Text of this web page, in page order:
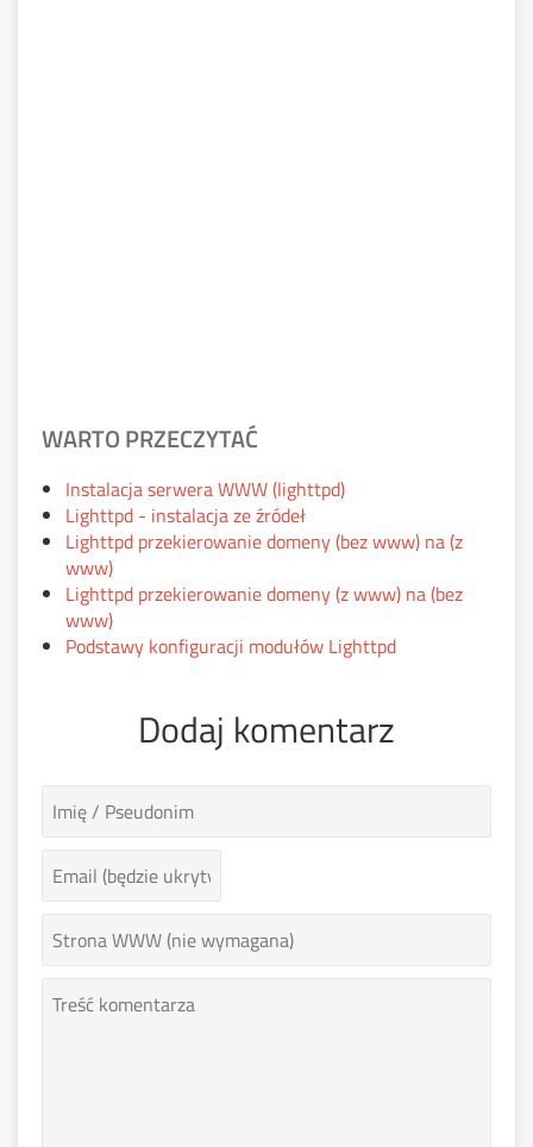
WARTO PRZECZYTAĆ
Instalacja serwera WWW (lighttpd)
Lighttpd - instalacja ze źródeł
Lighttpd przekierowanie domeny (bez www) na (z
www)
Lighttpd przekierowanie domeny (z www) na (bez
www)
Podstawy konfiguracji modułów Lighttpd
Dodaj komentarz